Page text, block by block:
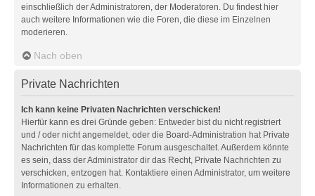
einschließlich der Administratoren, der Moderatoren. Du findest hier
auch weitere Informationen wie die Foren, die diese im Einzelnen
moderieren.
Nach oben
Private Nachrichten
Ich kann keine Privaten Nachrichten verschicken!
Hierfür kann es drei Gründe geben: Entweder bist du nicht registriert
und / oder nicht angemeldet, oder die Board-Administration hat Private
Nachrichten für das komplette Forum ausgeschaltet. Außerdem könnte
es sein, dass der Administrator dir das Recht, Private Nachrichten zu
verschicken, entzogen hat. Kontaktiere einen Administrator, um weitere
Informationen zu erhalten.